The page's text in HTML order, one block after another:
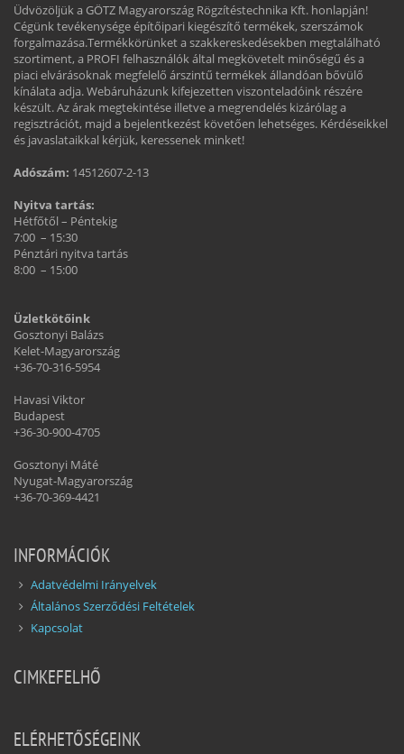
Üdvözöljük a GÖTZ Magyarország Rögzítéstechnika Kft. honlapján!
Cégünk tevékenysége építőipari kiegészítő termékek, szerszámok
forgalmazása.Termékkörünket a szakkereskedésekben megtalálható
szortiment, a PROFI felhasználók által megkövetelt minőségű és a
piaci elvárásoknak megfelelő árszintű termékek állandóan bővülő
kínálata adja. Webáruházunk kifejezetten viszonteladóink részére
készült. Az árak megtekintése illetve a megrendelés kizárólag a
regisztrációt, majd a bejelentkezést követően lehetséges. Kérdéseikkel
és javaslataikkal kérjük, keressenek minket!
Adószám: 14512607-2-13
Nyitva tartás:
Hétfőtől – Péntekig
7:00 – 15:30
Pénztári nyitva tartás
8:00 – 15:00
Üzletkötőink
Gosztonyi Balázs
Kelet-Magyarország
+36-70-316-5954
Havasi Viktor
Budapest
+36-30-900-4705
Gosztonyi Máté
Nyugat-Magyarország
+36-70-369-4421
INFORMÁCIÓK
Adatvédelmi Irányelvek
Általános Szerződési Feltételek
Kapcsolat
CIMKEFELHŐ
ELÉRHETŐSÉGEINK